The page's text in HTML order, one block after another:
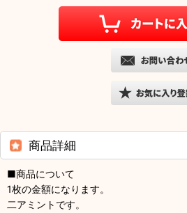
商品詳細
■商品について
1枚の金額になります。
二アミントです。